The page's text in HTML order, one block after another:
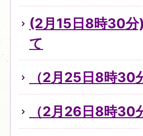
(2月15日8時30分
て
（2月25日8時30
（2月26日8時30